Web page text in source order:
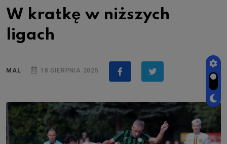
W kratkę w niższych
ligach
MAL 18 SIERPNIA 2025